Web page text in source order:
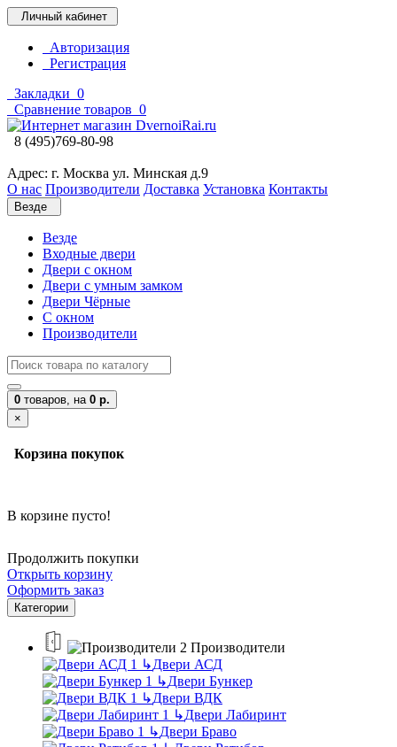
Личный кабинет
Авторизация
Регистрация
Закладки 0
Сравнение товаров 0
8 (495)769-80-98
Адрес: г. Москва ул. Минская д.9
О нас Производители Доставка Установка Контакты
Везде
Везде
Входные двери
Двери с окном
Двери с умным замком
Двери Чёрные
C окном
Производители
0 товаров, на 0 р.
×
Корзина покупок
В корзине пусто!
Продолжить покупки
Открыть корзину
Оформить заказ
Категории
Производители
↳Двери АСД
↳Двери Бункер
↳Двери ВДК
↳Двери Лабиринт
↳Двери Браво